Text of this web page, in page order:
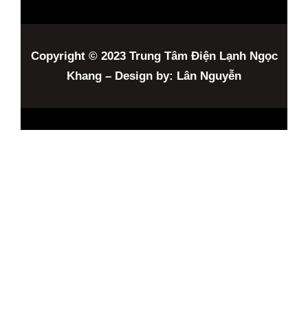
Copyright © 2023 Trung Tâm Điện Lạnh Ngọc
Khang – Design by: Lân Nguyễn